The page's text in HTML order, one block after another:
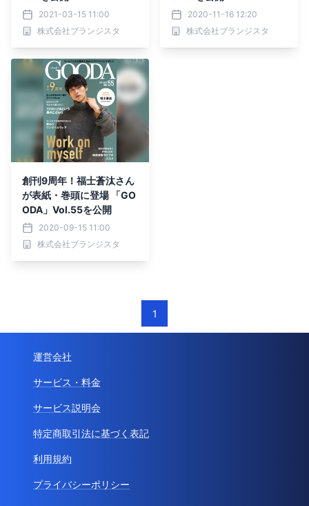
2021-03-15 11:00
株式会社ブランジスタ
2020-11-16 12:20
株式会社ブランジスタ
創刊9周年！福士蒼汰さん
が表紙・巻頭に登場 「GO
ODA」Vol.55を公開
2020-09-15 11:00
株式会社ブランジスタ
1
運営会社
サービス・料金
サービス説明会
特定商取引法に基づく表記
利用規約
プライバシーポリシー